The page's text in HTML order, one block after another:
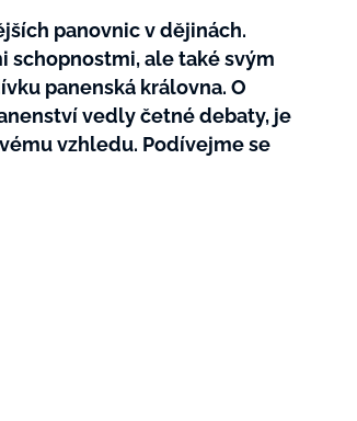
panovnic v dějinách.
schopnostmi, ale také svým
panenská královna. O
vedly četné debaty, je
vzhledu. Podívejme se